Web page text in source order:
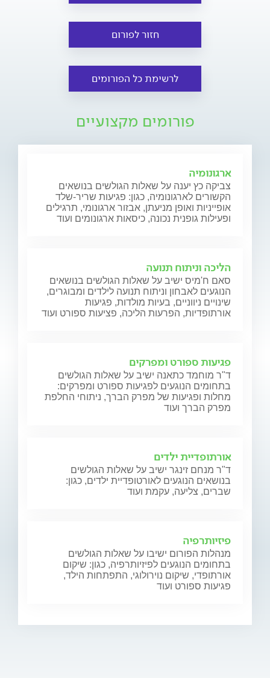
חזור לפורום
לרשימת כל הפורומים
פורומים מקצועיים
ארגונומיה
צביקה כץ יענה על שאלות הגולשים בנושאים
הקשורים לארגונומיה, כגון: פגיעות שריר-שלד
אופייניות ואופן מניעתן, אבזור ארגונומי, תרגילים
ופעילות גופנית נכונה, כיסאות ארגונומים ועוד
הליכה וניתוח תנועה
סאם ח'מיס ישיב על שאלות הגולשים בנושאים
הנוגעים לאבחון וניתוח תנועה לילדים ומבוגרים,
שינויים ניווניים, בעיות מולדות, פגיעות
אורתופדיות, הפרעות הליכה, פציעות ספורט ועוד
פגיעות ספורט ומפרקים
ד"ר מוחמד כתאנה ישיב על שאלות הגולשים
בתחומים הנוגעים לפגיעות ספורט ומפרקים:
מחלות ופגיעות של מפרק הברך, ניתוחי החלפת
מפרק הברך ועוד
אורתופדיית ילדים
ד"ר מנחם זינגר ישיב על שאלות הגולשים
בנושאים הנוגעים לאורטופדיית ילדים, כגון:
שברים, צליעה, עקמת ועוד
פיזיותרפיה
מנהלות הפורום ישיבו על שאלות הגולשים
בתחומים הנוגעים לפיזיותרפיה, כגון: שיקום
אורתופדי, שיקום נוירולוגי, התפתחות הילד,
פגיעות ספורט ועוד